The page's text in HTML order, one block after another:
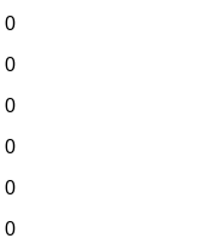
0
0
0
0
0
0